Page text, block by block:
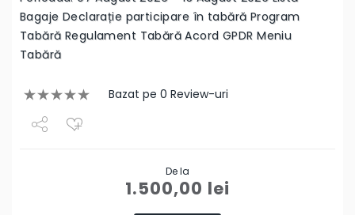
Bagaje Declarație participare în tabără Program
Tabără Regulament Tabără Acord GPDR Meniu
Tabără
Bazat pe 0 Review-uri
De la
1.500,00 lei